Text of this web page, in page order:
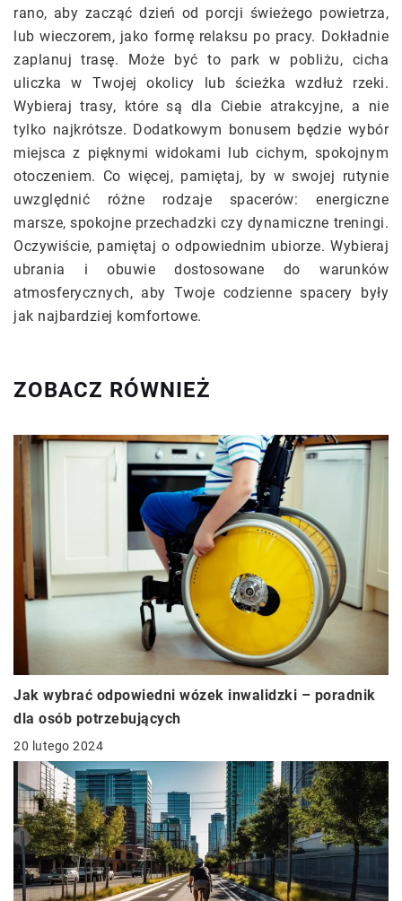
rano, aby zacząć dzień od porcji świeżego powietrza,
lub wieczorem, jako formę relaksu po pracy. Dokładnie
zaplanuj trasę. Może być to park w pobliżu, cicha
uliczka w Twojej okolicy lub ścieżka wzdłuż rzeki.
Wybieraj trasy, które są dla Ciebie atrakcyjne, a nie
tylko najkrótsze. Dodatkowym bonusem będzie wybór
miejsca z pięknymi widokami lub cichym, spokojnym
otoczeniem. Co więcej, pamiętaj, by w swojej rutynie
uwzględnić różne rodzaje spacerów: energiczne
marsze, spokojne przechadzki czy dynamiczne treningi.
Oczywiście, pamiętaj o odpowiednim ubiorze. Wybieraj
ubrania i obuwie dostosowane do warunków
atmosferycznych, aby Twoje codzienne spacery były
jak najbardziej komfortowe.
ZOBACZ RÓWNIEŻ
Jak wybrać odpowiedni wózek inwalidzki – poradnik
dla osób potrzebujących
20 lutego 2024